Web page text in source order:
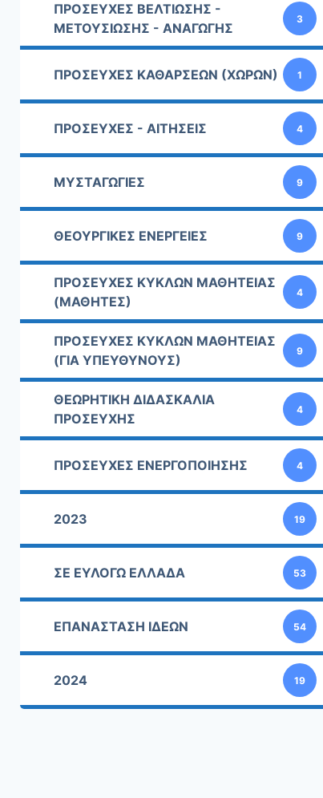
ΠΡΟΣΕΥΧΕΣ ΒΕΛΤΙΩΣΗΣ -
ΜΕΤΟΥΣΙΩΣΗΣ - ΑΝΑΓΩΓΗΣ
3
ΠΡΟΣΕΥΧΕΣ ΚΑΘΑΡΣΕΩΝ (ΧΩΡΩΝ) 1
ΠΡΟΣΕΥΧΕΣ - ΑΙΤΗΣΕΙΣ 4
ΜΥΣΤΑΓΩΓΙΕΣ 9
ΘΕΟΥΡΓΙΚΕΣ ΕΝΕΡΓΕΙΕΣ 9
ΠΡΟΣΕΥΧΕΣ ΚΥΚΛΩΝ ΜΑΘΗΤΕΙΑΣ
(ΜΑΘΗΤΕΣ)
4
ΠΡΟΣΕΥΧΕΣ ΚΥΚΛΩΝ ΜΑΘΗΤΕΙΑΣ
(ΓΙΑ ΥΠΕΥΘΥΝΟΥΣ)
9
ΘΕΩΡΗΤΙΚΗ ΔΙΔΑΣΚΑΛΙΑ
ΠΡΟΣΕΥΧΗΣ
4
ΠΡΟΣΕΥΧΕΣ ΕΝΕΡΓΟΠΟΙΗΣΗΣ 4
2023 19
ΣΕ ΕΥΛΟΓΩ ΕΛΛΑΔΑ 53
ΕΠΑΝΑΣΤΑΣΗ ΙΔΕΩΝ 54
2024 19